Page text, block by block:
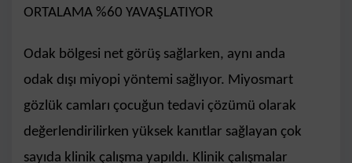
ORTALAMA %60 YAVAŞLATIYOR
Odak bölgesi net görüş sağlarken, aynı anda
odak dışı miyopi yöntemi sağlıyor. Miyosmart
gözlük camları çocuğun tedavi çözümü olarak
değerlendirilirken yüksek kanıtlar sağlayan çok
sayıda klinik çalışma yapıldı. Klinik çalışmalar